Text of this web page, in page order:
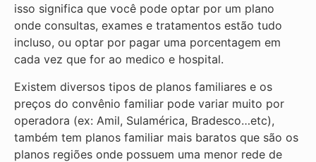
isso significa que você pode optar por um plano
onde consultas, exames e tratamentos estão tudo
incluso, ou optar por pagar uma porcentagem em
cada vez que for ao medico e hospital.
Existem diversos tipos de planos familiares e os
preços do convênio familiar pode variar muito por
operadora (ex: Amil, Sulamérica, Bradesco…etc),
também tem planos familiar mais baratos que são os
planos regiões onde possuem uma menor rede de